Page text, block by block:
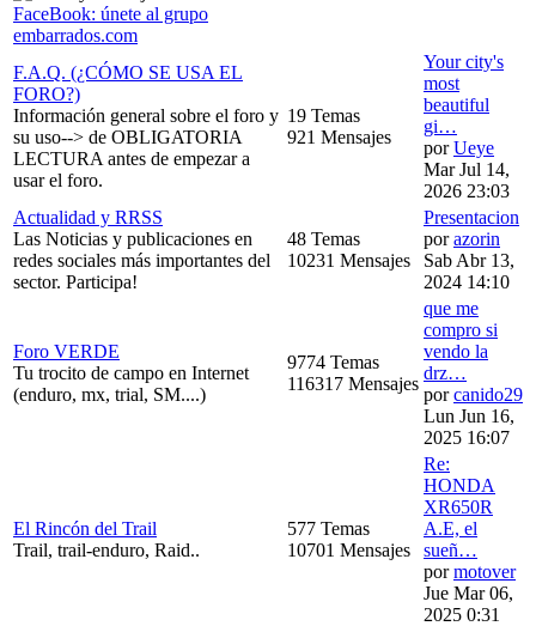
FaceBook: únete al grupo
embarrados.com
F.A.Q. (¿CÓMO SE USA EL
FORO?)
Información general sobre el foro y
su uso--> de OBLIGATORIA
LECTURA antes de empezar a
usar el foro.
19 Temas
921 Mensajes
Your city's
most
beautiful
gi…
porUeye
Mar Jul 14,
2026 23:03
Actualidad y RRSS
Las Noticias y publicaciones en
redes sociales más importantes del
sector. Participa!
48 Temas
10231 Mensajes
Presentacion
porazorin
Sab Abr 13,
2024 14:10
Foro VERDE
Tu trocito de campo en Internet
(enduro, mx, trial, SM....)
9774 Temas
116317 Mensajes
que me
compro si
vendo la
drz…
porcanido29
Lun Jun 16,
2025 16:07
El Rincón del Trail
Trail, trail-enduro, Raid..
577 Temas
10701 Mensajes
Re:
HONDA
XR650R
A.E, el
sueñ…
pormotover
Jue Mar 06,
2025 0:31